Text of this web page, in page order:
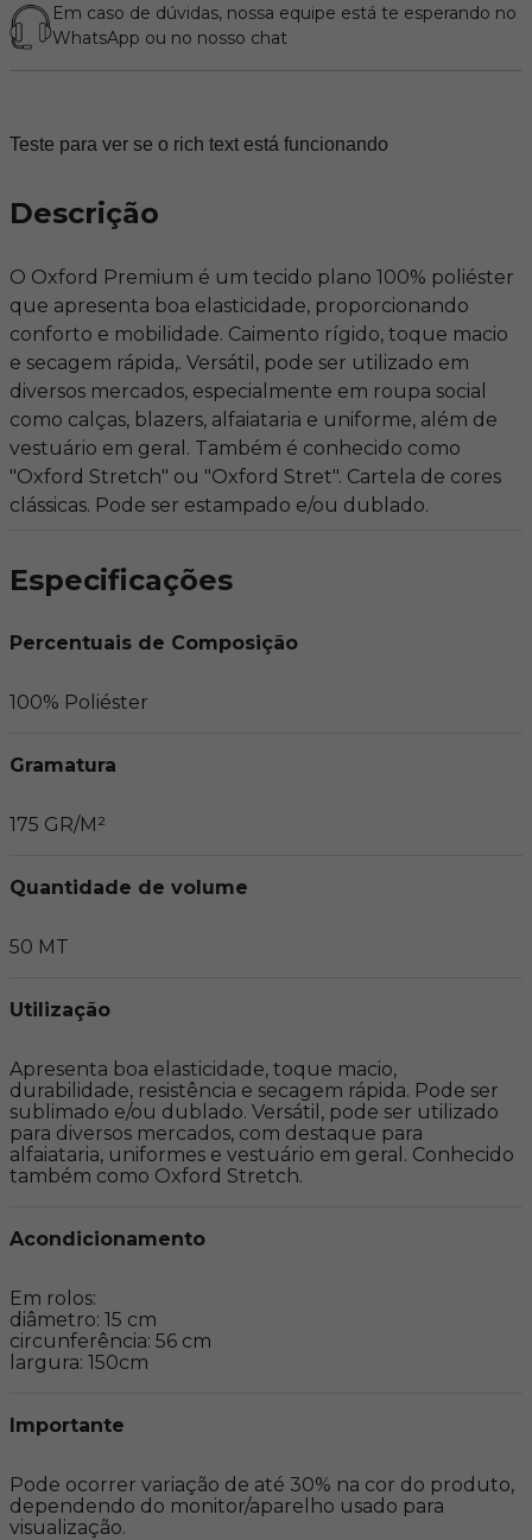
Em caso de dúvidas, nossa equipe está te esperando no
WhatsApp ou no nosso chat
Teste para ver se o rich text está funcionando
Descrição
O Oxford Premium é um tecido plano 100% poliéster
que apresenta boa elasticidade, proporcionando
conforto e mobilidade. Caimento rígido, toque macio
e secagem rápida,. Versátil, pode ser utilizado em
diversos mercados, especialmente em roupa social
como calças, blazers, alfaiataria e uniforme, além de
vestuário em geral. Também é conhecido como
"Oxford Stretch" ou "Oxford Stret". Cartela de cores
clássicas. Pode ser estampado e/ou dublado.
Especificações
Percentuais de Composição
100% Poliéster
Gramatura
175 GR/M²
Quantidade de volume
50 MT
Utilização
Apresenta boa elasticidade, toque macio,
durabilidade, resistência e secagem rápida. Pode ser
sublimado e/ou dublado. Versátil, pode ser utilizado
para diversos mercados, com destaque para
alfaiataria, uniformes e vestuário em geral. Conhecido
também como Oxford Stretch.
Acondicionamento
Em rolos:
diâmetro: 15 cm
circunferência: 56 cm
largura: 150cm
Importante
Pode ocorrer variação de até 30% na cor do produto,
dependendo do monitor/aparelho usado para
visualização.